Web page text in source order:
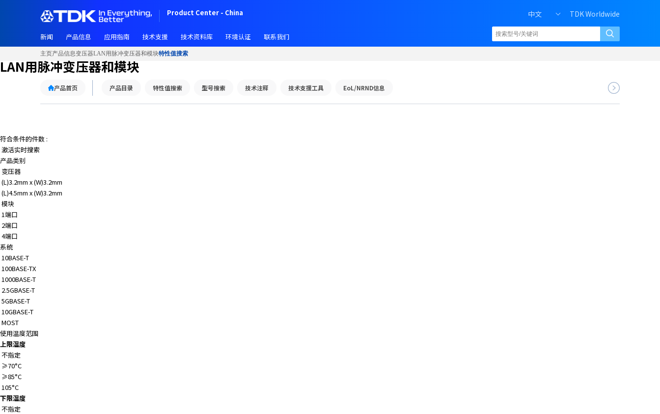
Product Center - China 中文 TDK Worldwide
新闻 产品信息 应用指南 技术支援 技术资料库 环境认证 联系我们
主页产品信息变压器LAN用脉冲变压器和模块特性值搜索
LAN用脉冲变压器和模块
产品首页 产品目录 特性值搜索 型号搜索 技术注释 技术支援工具 EoL/NRND信息
符合条件的件数 :
激活实时搜索
产品类别
变压器
(L)3.2mm x (W)3.2mm
(L)4.5mm x (W)3.2mm
模块
1端口
2端口
4端口
系统
10BASE-T
100BASE-TX
1000BASE-T
2.5GBASE-T
5GBASE-T
10GBASE-T
MOST
使用温度范围
上限温度
不指定
≥70°C
≥85°C
105°C
下限温度
不指定